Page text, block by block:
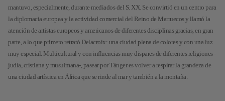
mantuvo, especialmente, durante mediados del S. XX. Se convirtió en un centro para
la diplomacia europea y la actividad comercial del Reino de Marruecos y llamó la
atención de artistas europeos y americanos de diferentes disciplinas gracias, en gran
parte, a lo que primero retrató Delacroix: una ciudad plena de colores y con una luz
muy especial. Multicultural y con influencias muy dispares de diferentes religiones -
judía, cristiana y musulmana-, pasear por Tánger es volver a respirar la grandeza de
una ciudad artística en África que se rinde al mar y también a la montaña.